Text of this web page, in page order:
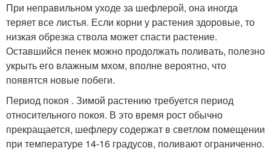
При неправильном уходе за шефлерой, она иногда
теряет все листья. Если корни у растения здоровые, то
низкая обрезка ствола может спасти растение.
Оставшийся пенек можно продолжать поливать, полезно
укрыть его влажным мхом, вполне вероятно, что
появятся новые побеги.
Период покоя . Зимой растению требуется период
относительного покоя. В это время рост обычно
прекращается, шефлеру содержат в светлом помещении
при температуре 14-16 градусов, поливают ограниченно.